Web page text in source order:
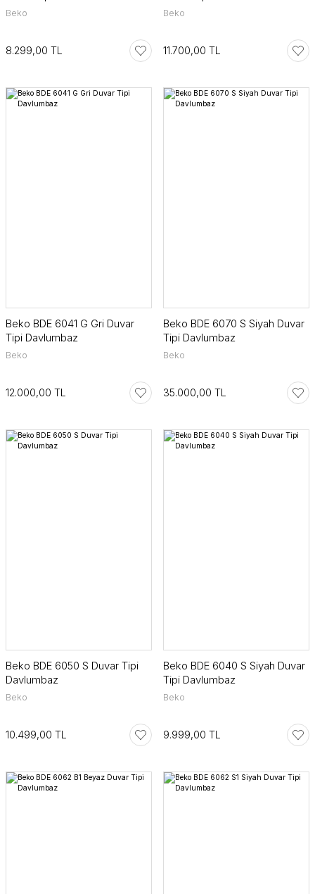
Beko
8.299,00 TL
Beko
11.700,00 TL
Beko BDE 6041 G Gri Duvar
Tipi Davlumbaz
Beko
12.000,00 TL
Beko BDE 6070 S Siyah Duvar
Tipi Davlumbaz
Beko
35.000,00 TL
Beko BDE 6050 S Duvar Tipi
Davlumbaz
Beko
10.499,00 TL
Beko BDE 6040 S Siyah Duvar
Tipi Davlumbaz
Beko
9.999,00 TL